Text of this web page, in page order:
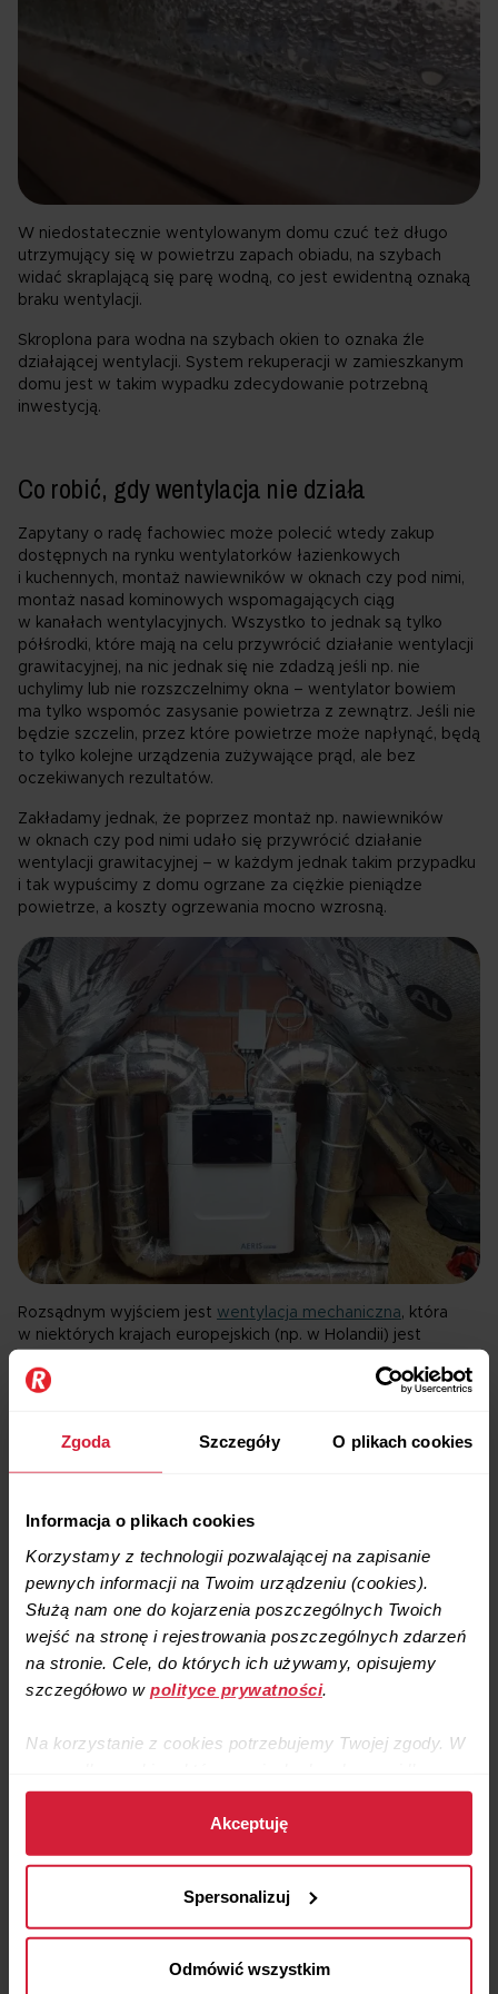
Zgoda Szczegóły O plikach cookies
Informacja o plikach cookies
Korzystamy z technologii pozwalającej na zapisanie
pewnych informacji na Twoim urządzeniu (cookies).
Służą nam one do kojarzenia poszczególnych Twoich
wejść na stronę i rejestrowania poszczególnych zdarzeń
na stronie. Cele, do których ich używamy, opisujemy
szczegółowo w polityce prywatności.
Na korzystanie z cookies potrzebujemy Twojej zgody. W
działania strony, zgodę stanowi samo dalsze korzystanie
naszym partnerom, o których informujemy w
prywatności.
Pozyskane informacje mogą zawierać twoje dane
Akceptuję
Spersonalizuj
Odmówić wszystkim
W niedostatecznie wentylowanym domu czuć też długo
utrzymujący się w powietrzu zapach obiadu, na szybach
widać skraplającą się parę wodną, co jest ewidentną oznaką
braku wentylacji.
Skroplona para wodna na szybach okien to oznaka źle
działającej wentylacji. System rekuperacji w zamieszkanym
domu jest w takim wypadku zdecydowanie potrzebną
inwestycją.
Co robić, gdy wentylacja nie działa
Zapytany o radę fachowiec może polecić wtedy zakup
dostępnych na rynku wentylatorków łazienkowych
i kuchennych, montaż nawiewników w oknach czy pod nimi,
montaż nasad kominowych wspomagających ciąg
w kanałach wentylacyjnych. Wszystko to jednak są tylko
półśrodki, które mają na celu przywrócić działanie wentylacji
grawitacyjnej, na nic jednak się nie zdadzą jeśli np. nie
uchylimy lub nie rozszczelnimy okna – wentylator bowiem
ma tylko wspomóc zasysanie powietrza z zewnątrz. Jeśli nie
będzie szczelin, przez które powietrze może napłynąć, będą
to tylko kolejne urządzenia zużywające prąd, ale bez
oczekiwanych rezultatów.
Zakładamy jednak, że poprzez montaż np. nawiewników
w oknach czy pod nimi udało się przywrócić działanie
wentylacji grawitacyjnej – w każdym jednak takim przypadku
i tak wypuścimy z domu ogrzane za ciężkie pieniądze
powietrze, a koszty ogrzewania mocno wzrosną.
Rozsądnym wyjściem jest wentylacja mechaniczna, która
w niektórych krajach europejskich (np. w Holandii) jest
że ona jedyna działa zawsze bez względu na warunki
System rekuperacji w zamieszkanym domu – rekuperator
Rekuperacja w domu zamieszkanym krok
po kroku
Ważną częścią wykonania instalacji wentylacyjnej w domu
zamieszkanym jest dokładne zaplanowanie przebiegu trasy